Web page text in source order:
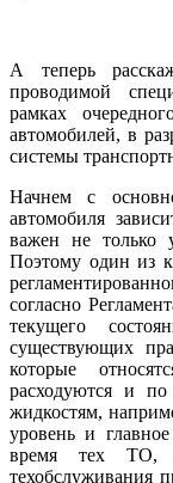
А теперь
проводимой
рамках
автомобилей, в
системы
Начнем с
автомобиля
важен не только
Поэтому один из
согласно
текущего
существующих
которые
расходуются и
жидкостям,
уровень и
время тех ТО,
техобслуживания